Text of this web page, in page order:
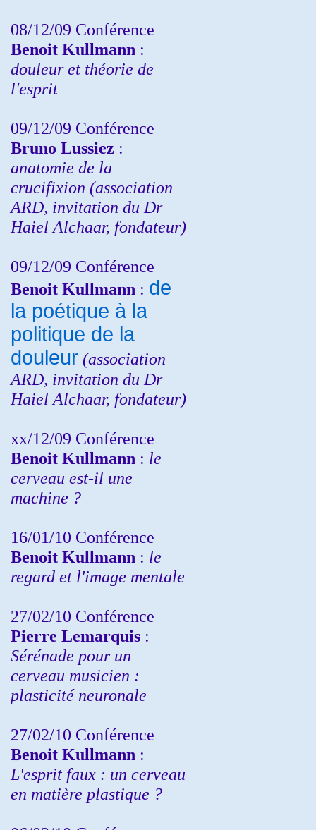
08/12/09 Conférence
Benoit Kullmann :
douleur et théorie de
l'esprit
09/12/09 Conférence
Bruno Lussiez :
anatomie de la
crucifixion (association
ARD, invitation du Dr
Haiel Alchaar, fondateur)
09/12/09 Conférence
Benoit Kullmann : de
la poétique à la
politique de la
douleur (association
ARD, invitation du Dr
Haiel Alchaar, fondateur)
xx/12/09 Conférence
Benoit Kullmann : le
cerveau est-il une
machine ?
16/01/10 Conférence
Benoit Kullmann : le
regard et l'image mentale
27/02/10 Conférence
Pierre Lemarquis :
Sérénade pour un
cerveau musicien :
plasticité neuronale
27/02/10 Conférence
Benoit Kullmann :
L'esprit faux : un cerveau
en matière plastique ?